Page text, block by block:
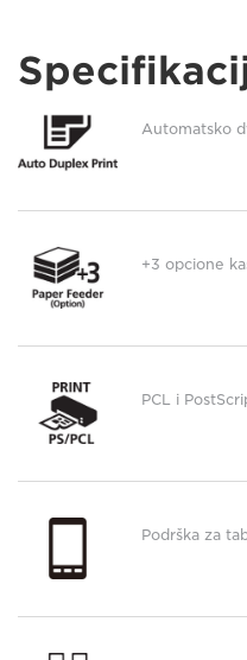
Automatsko
+3 opcione
PCL i
Podrška za